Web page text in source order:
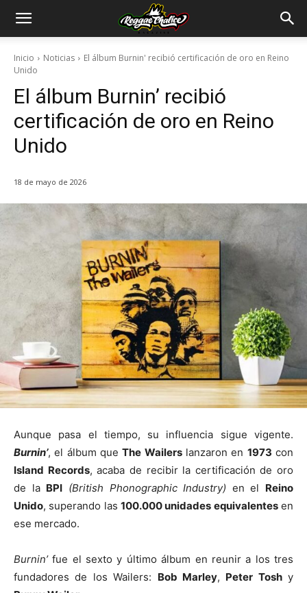
Inicio Noticias
El álbum Burnin' recibió certificación de oro en Reino
Unido
El álbum Burnin’ recibió
certificación de oro en Reino
Unido
18 de mayo de 2026
Aunque pasa el tiempo, su influencia sigue vigente.
Burnin’, el álbum queThe Wailerslanzaron en 1973 con
Island Records, acaba de recibir la certificación de oro
de la BPI (British Phonographic Industry) en el Reino
Unido, superando las 100.000 unidades equivalentesen
ese mercado.
Burnin’fue el sexto y último álbum en reunir a los tres
fundadores de los Wailers: Bob Marley, Peter Toshy